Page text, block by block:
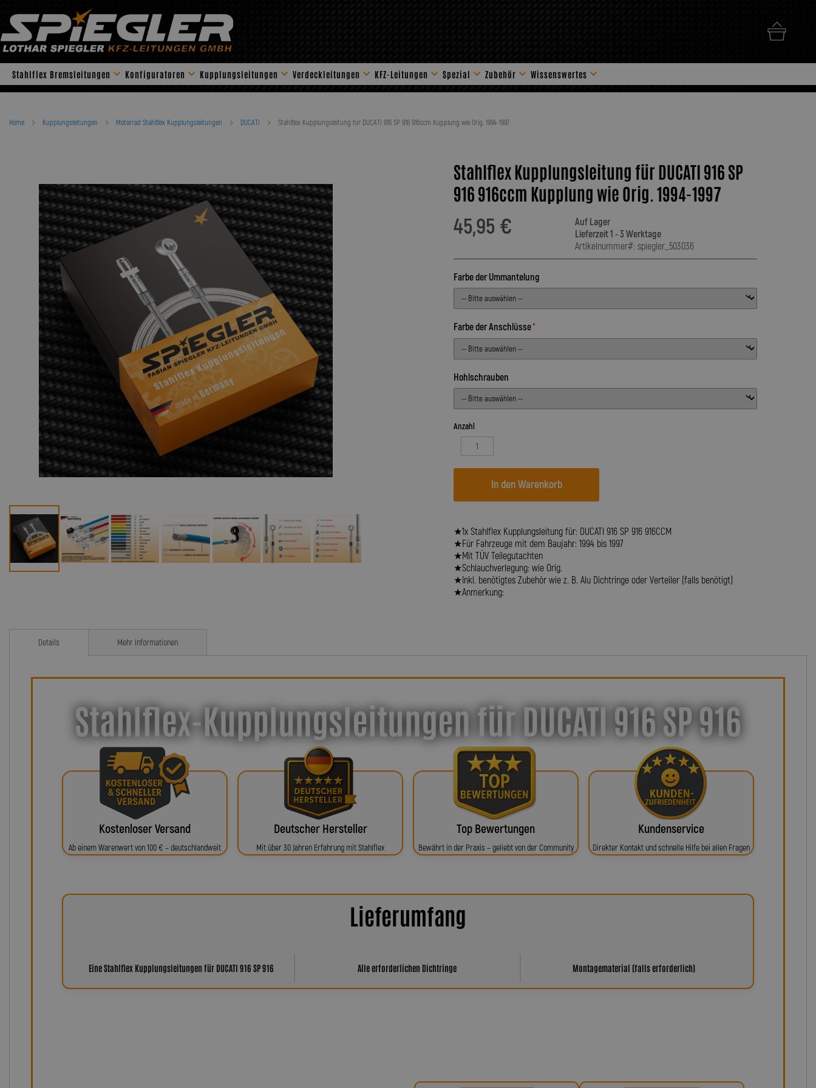
content
Stahlflex Bremsleitungen Konfiguratoren Kupplungsleitungen Verdeckleitungen KFZ-Leitungen Spezial Zubehör
Stahlflex Zubehör
Wissenswertes
Home Kupplungsleitungen Motorrad Stahlflex Kupplungsleitungen DUCATI Stahlflex Kupplungsleitung für DUCATI 916 SP 916 916ccm Kupplung wie Orig. 1994-1997
Stahlflex Kupplungsleitung für DUCATI 916 SP
916 916ccm Kupplung wie Orig. 1994-1997
45,95 €
Auf Lager
Lieferzeit 1 - 3 Werktage
Artikelnummer#: spiegler_503036
Farbe der Ummantelung
Farbe der Anschlüsse
Hohlschrauben
Anzahl
In den Warenkorb
★1x Stahlflex Kupplungsleitung für: DUCATI 916 SP 916 916CCM
★Für Fahrzeuge mit dem Baujahr: 1994 bis 1997
★Mit TÜV Teilegutachten
★Schlauchverlegung: wie Orig.
★Inkl. benötigtes Zubehör wie z. B. Alu Dichtringe oder Verteiler (falls benötigt)
★Anmerkung:
Details
Stahlflex-Kupplungsleitungen für DUCATI 916 SP 916
Kostenloser Versand
Ab einem Warenwert von 100 € – deutschlandweit
Deutscher Hersteller
Mit über 30 Jahren Erfahrung mit Stahlflex
Top Bewertungen
Bewährt in der Praxis – geliebt von der Community
Kundenservice
Direkter Kontakt und schnelle Hilfe bei allen Fragen
Lieferumfang
Eine Stahlflex Kupplungsleitungen für DUCATI 916 SP 916 Alle erforderlichen Dichtringe Montagematerial (falls erforderlich)
Mehr Informationen